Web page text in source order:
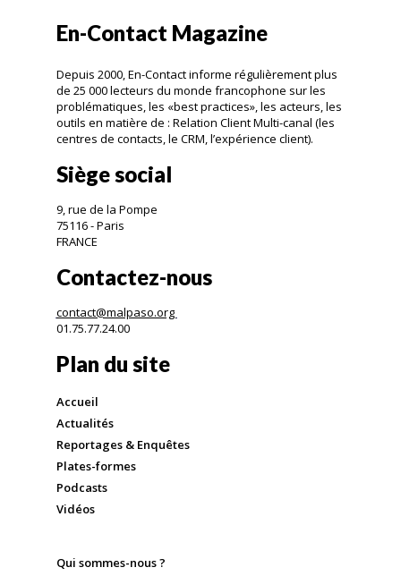
En-Contact Magazine
Depuis 2000, En-Contact informe régulièrement plus
de 25 000 lecteurs du monde francophone sur les
problématiques, les «best practices», les acteurs, les
outils en matière de : Relation Client Multi-canal (les
centres de contacts, le CRM, l’expérience client).
Siège social
9, rue de la Pompe
75116 - Paris
FRANCE
Contactez-nous
contact@malpaso.org
01.75.77.24.00
Plan du site
Accueil
Actualités
Reportages & Enquêtes
Plates-formes
Podcasts
Vidéos
Qui sommes-nous ?